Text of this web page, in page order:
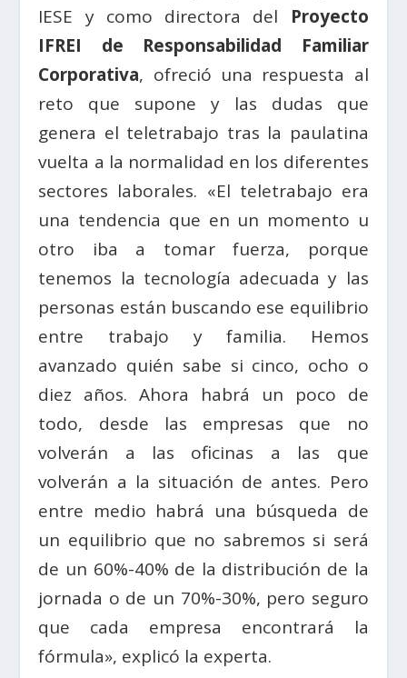
IESE y como directora del Proyecto
IFREI de Responsabilidad Familiar
Corporativa, ofreció una respuesta al
reto que supone y las dudas que
genera el teletrabajo tras la paulatina
vuelta a la normalidad en los diferentes
sectores laborales. «El teletrabajo era
una tendencia que en un momento u
otro iba a tomar fuerza, porque
tenemos la tecnología adecuada y las
personas están buscando ese equilibrio
entre trabajo y familia. Hemos
avanzado quién sabe si cinco, ocho o
diez años. Ahora habrá un poco de
todo, desde las empresas que no
volverán a las oficinas a las que
volverán a la situación de antes. Pero
entre medio habrá una búsqueda de
un equilibrio que no sabremos si será
de un 60%-40% de la distribución de la
jornada o de un 70%-30%, pero seguro
que cada empresa encontrará la
fórmula», explicó la experta.